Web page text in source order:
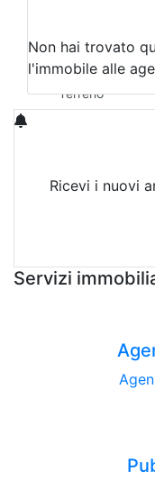
Qualsiasi
Terreno
Terreno
Non hai trovato
l'immobile alle
Ricevi i nuovi
Servizi